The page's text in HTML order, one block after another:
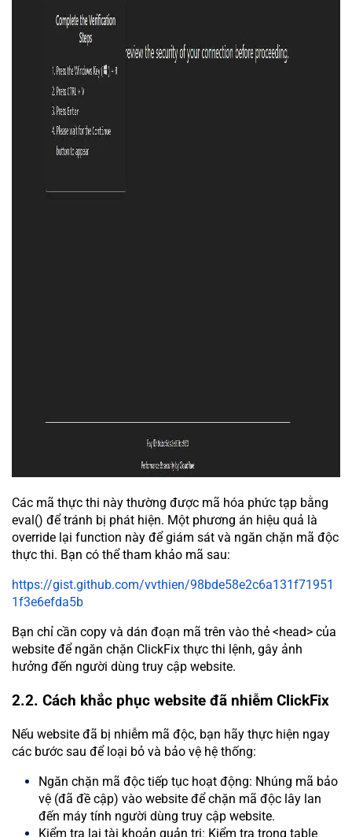
Các mã thực thi này thường được mã hóa phức tạp bằng
eval() để tránh bị phát hiện. Một phương án hiệu quả là
override lại function này để giám sát và ngăn chặn mã độc
thực thi. Bạn có thể tham khảo mã sau:
https://gist.github.com/vvthien/98bde58e2c6a131f71951
1f3e6efda5b
Bạn chỉ cần copy và dán đoạn mã trên vào thẻ <head> của
website để ngăn chặn ClickFix thực thi lệnh, gây ảnh
hưởng đến người dùng truy cập website.
2.2. Cách khắc phục website đã nhiễm ClickFix
Nếu website đã bị nhiễm mã độc, bạn hãy thực hiện ngay
các bước sau để loại bỏ và bảo vệ hệ thống:
Ngăn chặn mã độc tiếp tục hoạt động: Nhúng mã bảo
vệ (đã đề cập) vào website để chặn mã độc lây lan
đến máy tính người dùng truy cập website.
Kiểm tra lại tài khoản quản trị: Kiểm tra trong table